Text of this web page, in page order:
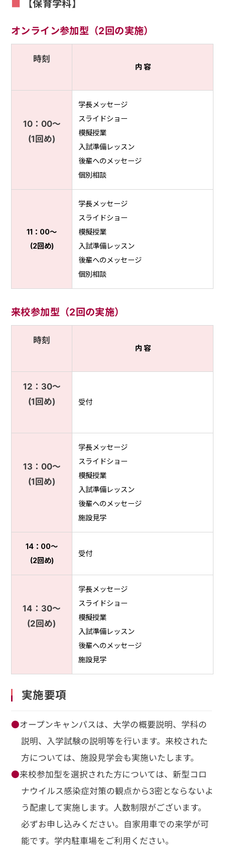
【保育学科】
オンライン参加型（2回の実施）
時刻
内 容
10：00〜
(1回め)
学長メッセージ
スライドショー
模擬授業
入試準備レッスン
後輩へのメッセージ
個別相談
11：00〜
(2回め)
学長メッセージ
スライドショー
模擬授業
入試準備レッスン
後輩へのメッセージ
個別相談
来校参加型（2回の実施）
時刻
内 容
12：30〜
(1回め) 受付
13：00〜
(1回め)
学長メッセージ
スライドショー
模擬授業
入試準備レッスン
後輩へのメッセージ
施設見学
14：00〜
(2回め)
受付
14：30〜
(2回め)
学長メッセージ
スライドショー
模擬授業
入試準備レッスン
後輩へのメッセージ
施設見学
実施要項
オープンキャンパスは、大学の概要説明、学科の
説明、入学試験の説明等を行います。来校された
方については、施設見学会も実施いたします。
来校参加型を選択された方については、新型コロ
ナウイルス感染症対策の観点から3密とならないよ
う配慮して実施します。人数制限がございます。
必ずお申し込みください。自家用車での来学が可
能です。学内駐車場をご利用ください。